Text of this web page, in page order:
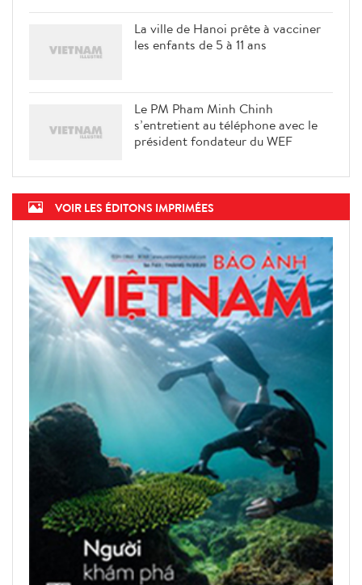
La ville de Hanoi prête à vacciner
les enfants de 5 à 11 ans
Le PM Pham Minh Chinh
s’entretient au téléphone avec le
président fondateur du WEF
VOIR LES ÉDITONS IMPRIMÉES